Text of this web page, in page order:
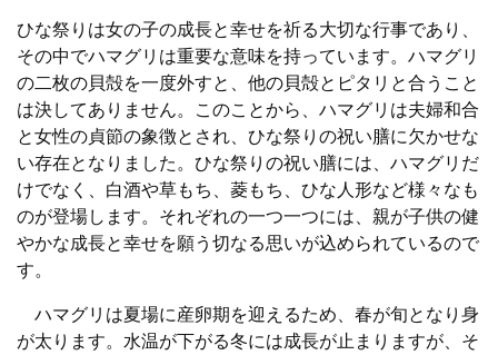
ひな祭りは女の子の成長と幸せを祈る大切な行事であり、
その中でハマグリは重要な意味を持っています。ハマグリ
の二枚の貝殻を一度外すと、他の貝殻とピタリと合うこと
は決してありません。このことから、ハマグリは夫婦和合
と女性の貞節の象徴とされ、ひな祭りの祝い膳に欠かせな
い存在となりました。ひな祭りの祝い膳には、ハマグリだ
けでなく、白酒や草もち、菱もち、ひな人形など様々なも
のが登場します。それぞれの一つ一つには、親が子供の健
やかな成長と幸せを願う切なる思いが込められているので
す。
ハマグリは夏場に産卵期を迎えるため、春が旬となり身
が太ります。水温が下がる冬には成長が止まりますが、そ